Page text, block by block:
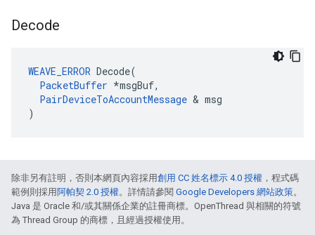
Decode
WEAVE_ERROR Decode(
PacketBuffer *msgBuf,
PairDeviceToAccountMessage & msg
)
除非另有註明，否則本網頁內容採用創用 CC 姓名標示 4.0 授權 ，程式碼
範例則採用 阿帕契 2.0 授權。詳情請參閱 Google Developers 網站政策。
Java 是 Oracle 和/或其關係企業的註冊商標。OpenThread 與相關的符號
為 Thread Group 的商標，且經過授權使用。